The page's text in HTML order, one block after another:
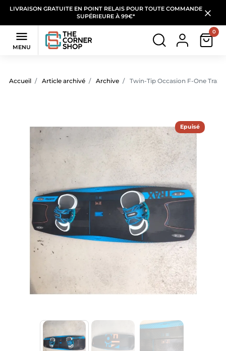
LIVRAISON GRATUITE EN POINT RELAIS POUR TOUTE COMMANDE
SUPÉRIEURE À 99€*

MENU
0
Accueil Article archivé Archive Twin-Tip Occasion F-One Trax
Epuisé